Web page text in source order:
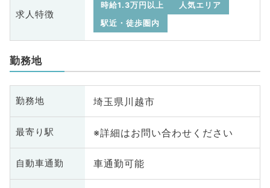
求人特徴
時給1.3万円以上
人気エリア
駅近・徒歩圏内
勤務地
勤務地 埼玉県川越市
最寄り駅 ※詳細はお問い合わせください
自動車通勤 車通勤可能